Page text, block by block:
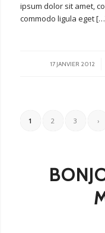
ipsum dolor sit amet,
commodo ligula eget
17 JANVIER 2012
/
1 2 3 ›